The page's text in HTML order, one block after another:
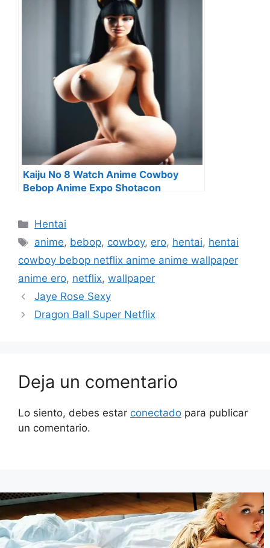
Kaiju No 8 Watch Anime Cowboy
Bebop Anime Expo Shotacon
Categorías
Hentai
Etiquetas
anime, bebop, cowboy, ero, hentai, hentai
cowboy bebop netflix anime anime wallpaper
anime ero, netflix, wallpaper
Jaye Rose Sexy
Dragon Ball Super Netflix
Deja un comentario
Lo siento, debes estar conectado para publicar
un comentario.